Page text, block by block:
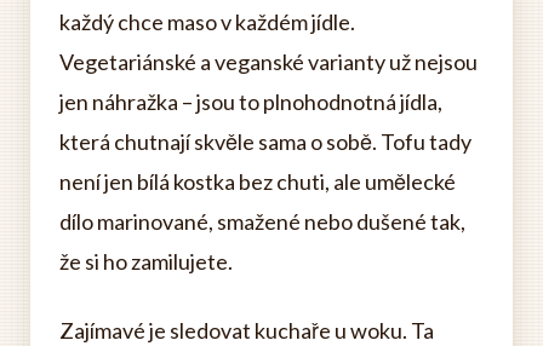
každý chce maso v každém jídle.
Vegetariánské a veganské varianty už nejsou
jen náhražka – jsou to plnohodnotná jídla,
která chutnají skvěle sama o sobě. Tofu tady
není jen bílá kostka bez chuti, ale umělecké
dílo marinované, smažené nebo dušené tak,
že si ho zamilujete.
Zajímavé je sledovat kuchaře u woku. Ta